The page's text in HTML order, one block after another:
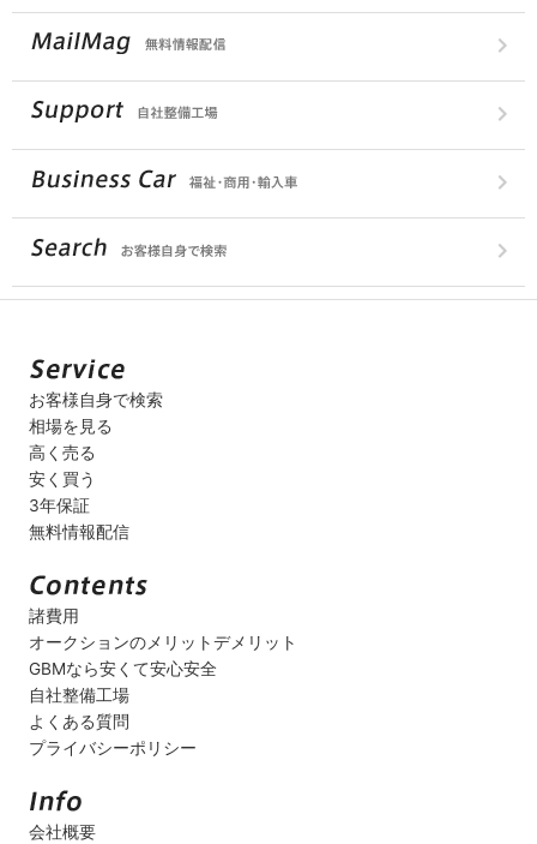
お客様自身で検索
相場を見る
高く売る
安く買う
3年保証
無料情報配信
諸費用
オークションのメリットデメリット
GBMなら安くて安心安全
自社整備工場
よくある質問
プライバシーポリシー
会社概要